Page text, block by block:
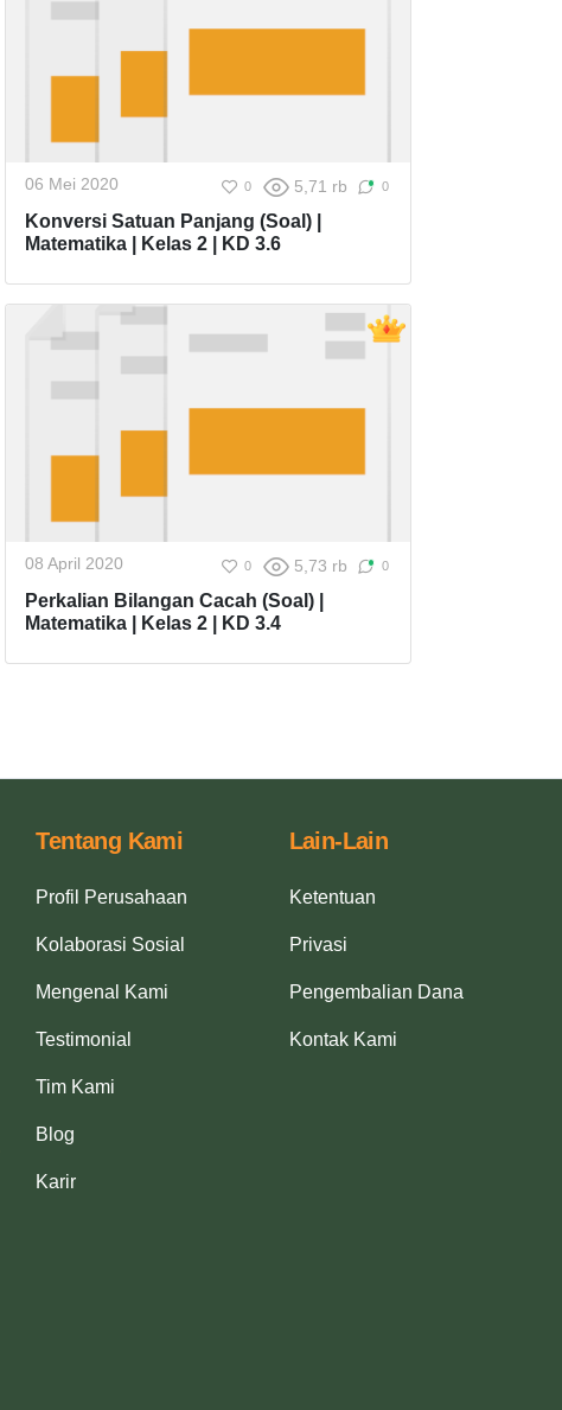
06 Mei 2020 0 5,71 rb 0
Konversi Satuan Panjang (Soal) |
Matematika | Kelas 2 | KD 3.6
08 April 2020 0 5,73 rb 0
Perkalian Bilangan Cacah (Soal) |
Matematika | Kelas 2 | KD 3.4
Tentang Kami
Profil Perusahaan
Kolaborasi Sosial
Mengenal Kami
Testimonial
Tim Kami
Blog
Karir
Lain-Lain
Ketentuan
Privasi
Pengembalian Dana
Kontak Kami